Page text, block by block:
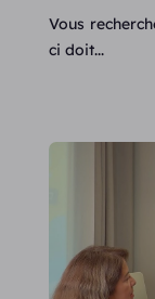
Vous
ci doit...